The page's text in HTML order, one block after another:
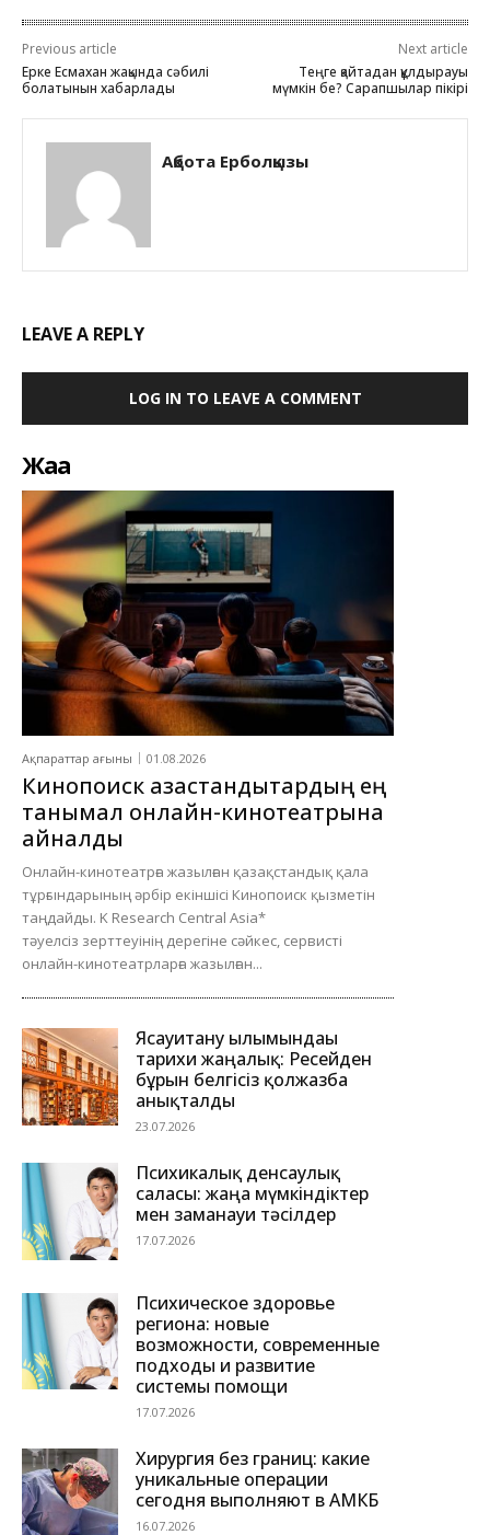
Previous article
Ерке Есмахан жақында сәбилі
болатынын хабарлады
Next article
Теңге қайтадан құлдырауы
мүмкін бе? Сарапшылар пікірі
Ақбота Ерболқызы
LEAVE A REPLY
LOG IN TO LEAVE A COMMENT
Жаңа
Ақпараттар ағыны 01.08.2026
Кинопоиск қазақстандықтардың ең
танымал онлайн-кинотеатрына
айналды
Онлайн-кинотеатрға жазылған қазақстандық қала
тұрғындарының әрбір екіншісі Кинопоиск қызметін
таңдайды. K Research Central Asia*
тәуелсіз зерттеуінің дерегіне сәйкес, сервисті
онлайн-кинотеатрларға жазылған...
Ясауитану ғылымындағы
тарихи жаңалық: Ресейден
бұрын белгісіз қолжазба
анықталды
23.07.2026
Психикалық денсаулық
саласы: жаңа мүмкіндіктер
мен заманауи тәсілдер
17.07.2026
Психическое здоровье
региона: новые
возможности, современные
подходы и развитие
системы помощи
17.07.2026
Хирургия без границ: какие
уникальные операции
сегодня выполняют в АМКБ
16.07.2026